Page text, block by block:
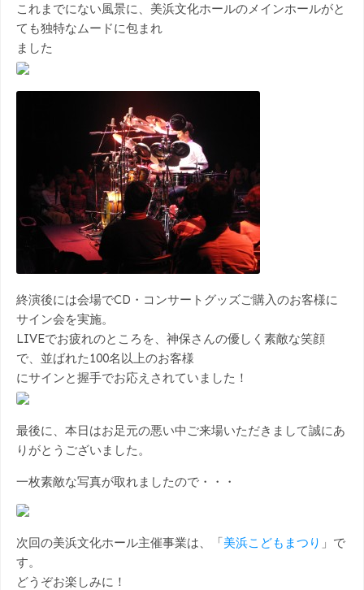
これまでにない風景に、美浜文化ホールのメインホールがと
ても独特なムードに包まれ
ました
終演後には会場でCD・コンサートグッズご購入のお客様に
サイン会を実施。
LIVEでお疲れのところを、神保さんの優しく素敵な笑顔
で、並ばれた100名以上のお客様
にサインと握手でお応えされていました！
最後に、本日はお足元の悪い中ご来場いただきまして誠にあ
りがとうございました。
一枚素敵な写真が取れましたので・・・
次回の美浜文化ホール主催事業は、「美浜こどもまつり 」で
す。
どうぞお楽しみに！